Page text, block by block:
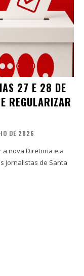
27 E 28 DE
REGULARIZAR
DE 2026
a nova Diretoria e a
Jornalistas de Santa